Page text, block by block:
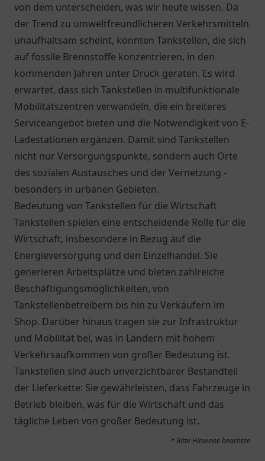
von dem unterscheiden, was wir heute wissen. Da
der Trend zu umweltfreundlicheren Verkehrsmitteln
unaufhaltsam scheint, könnten Tankstellen, die sich
auf fossile Brennstoffe konzentrieren, in den
kommenden Jahren unter Druck geraten. Es wird
erwartet, dass sich Tankstellen in multifunktionale
Mobilitätszentren verwandeln, die ein breiteres
Serviceangebot bieten und die Notwendigkeit von E-
Ladestationen ergänzen. Damit sind Tankstellen
nicht nur Versorgungspunkte, sondern auch Orte
des sozialen Austausches und der Vernetzung -
besonders in urbanen Gebieten.
Bedeutung von Tankstellen für die Wirtschaft
Tankstellen spielen eine entscheidende Rolle für die
Wirtschaft, insbesondere in Bezug auf die
Energieversorgung und den Einzelhandel. Sie
generieren Arbeitsplätze und bieten zahlreiche
Beschäftigungsmöglichkeiten, von
Tankstellenbetreibern bis hin zu Verkäufern im
Shop. Darüber hinaus tragen sie zur Infrastruktur
und Mobilität bei, was in Ländern mit hohem
Verkehrsaufkommen von großer Bedeutung ist.
Tankstellen sind auch unverzichtbarer Bestandteil
der Lieferkette: Sie gewährleisten, dass Fahrzeuge in
Betrieb bleiben, was für die Wirtschaft und das
tägliche Leben von großer Bedeutung ist.
* Bitte Hinweise beachten